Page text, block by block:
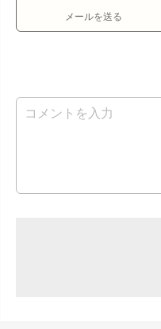
メールを送る